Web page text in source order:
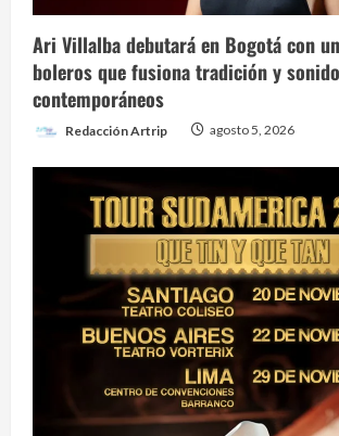
Ari Villalba debutará en Bogotá con
boleros que fusiona tradición y
contemporáneos
Redacción Artrip agosto 5, 2026